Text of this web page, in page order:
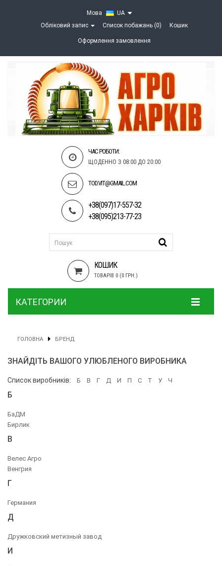
Мова
UA
Обліковий запис
Список побажань (0) Кошик
Оформлення замовлення
ЧАС РОБОТИ:
ЩОДЕННО З 08:00 ДО 20:00
TOD.VIT@GMAIL.COM
+38(097)17-557-32
+38(095)213-77-23
КОШИК
ТОВАРІВ 0 (0 ГРН.)
КАТЕГОРИИ
ГОЛОВНА БРЕНД
ЗНАЙДІТЬ ВАШОГО УЛЮБЛЕНОГО ВИРОБНИКА
Список виробників: Б В Г Д И П С Т У Ч
Б
БаДМ
Бирлик
В
Велес Агро
Венгрия
Г
Германия
Д
Дружковский метизный завод
И